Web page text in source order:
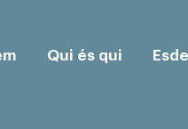
Qui és qui